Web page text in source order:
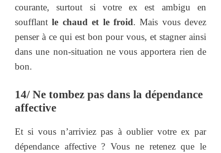
courante, surtout si votre ex est ambigu en
soufflantle chaud et le froid. Mais vous devez
penser à ce qui est bon pour vous, et stagner ainsi
dans une non-situation ne vous apportera rien de
bon.
14/ Ne tombez pas dans la dépendance
affective
Et si vous n’arriviez pas à oublier votre ex par
dépendance affective ? Vous ne retenez que le